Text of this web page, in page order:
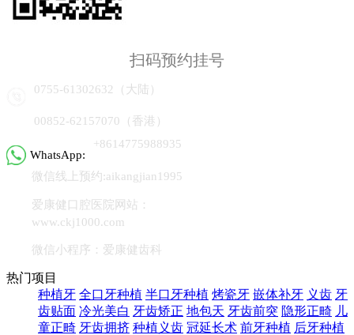
扫码预约挂号
0755-61302632（大陆）
00852-62157070（香港）
WhatsApp:
+8614775988935
微信线上预约:aikangjian1995
爱康健口腔医院网站：
www.ckj1000.com
微信小程序：爱康健齿科
热门项目
种植牙 全口牙种植 半口牙种植 烤瓷牙 嵌体补牙 义齿 牙
齿贴面 冷光美白 牙齿矫正 地包天 牙齿前突 隐形正畸 儿
童正畸 牙齿拥挤 种植义齿 冠延长术 前牙种植 后牙种植